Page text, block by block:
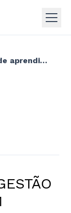
LMS: sistema de gestão de aprendizagem